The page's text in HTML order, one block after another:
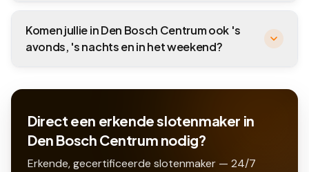
Komen jullie in Den Bosch Centrum ook 's
avonds, 's nachts en in het weekend?
Direct een erkende slotenmaker in
Den Bosch Centrum nodig?
Erkende, gecertificeerde slotenmaker — 24/7